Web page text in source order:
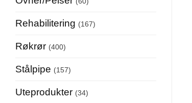
Rehabilitering (167)
Røkrør (400)
Stålpipe (157)
Uteprodukter (34)